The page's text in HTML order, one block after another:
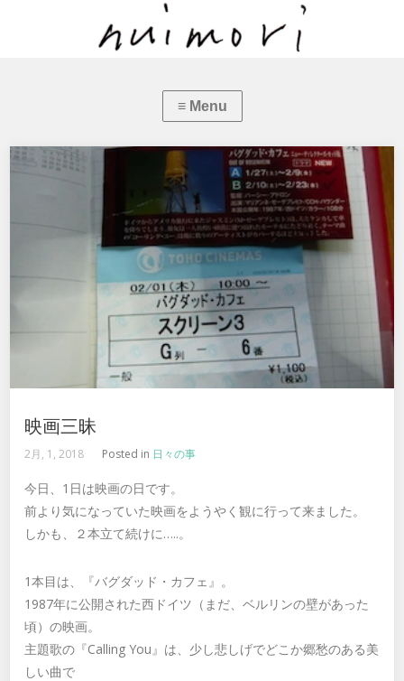
映画三昧
2月, 1, 2018 Posted in 日々の事
今日、1日は映画の日です。
前より気になっていた映画をようやく観に行って来ました。
しかも、２本立て続けに…..。
1本目は、『バグダッド・カフェ』。
1987年に公開された西ドイツ（まだ、ベルリンの壁があった
頃）の映画。
主題歌の『Calling You』は、少し悲しげでどこか郷愁のある美
しい曲で